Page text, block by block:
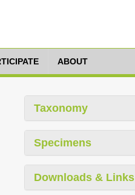
ABOUT
Taxonomy
Specimens
Downloads & Links